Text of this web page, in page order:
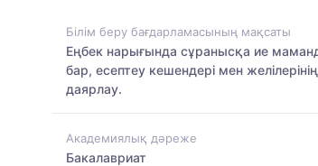
Білім беру бағдарламасының мақсаты
Еңбек нарығында сұранысқа ие
бар, есептеу кешендері мен
даярлау.
Академиялық дәреже
Бакалавриат